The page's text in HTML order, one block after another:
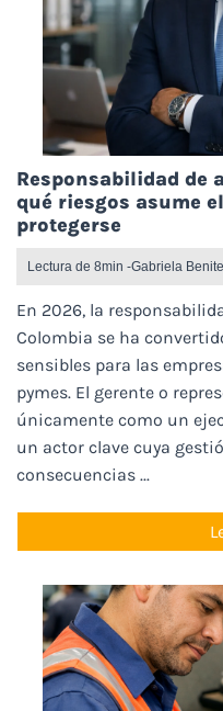
Responsabilidad de
qué riesgos asume
protegerse
Gabriela
Lectura de 8min -
En 2026, la
Colombia se ha
sensibles para las
pymes. El gerente o
únicamente como un
un actor clave cuya
consecuencias ...